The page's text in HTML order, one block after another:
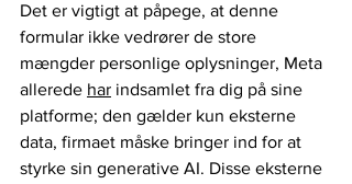
Det er vigtigt at påpege, at denne
formular ikke vedrører de store
mængder personlige oplysninger, Meta
allerede har indsamlet fra dig på sine
platforme; den gælder kun eksterne
data, firmaet måske bringer ind for at
styrke sin generative AI. Disse eksterne